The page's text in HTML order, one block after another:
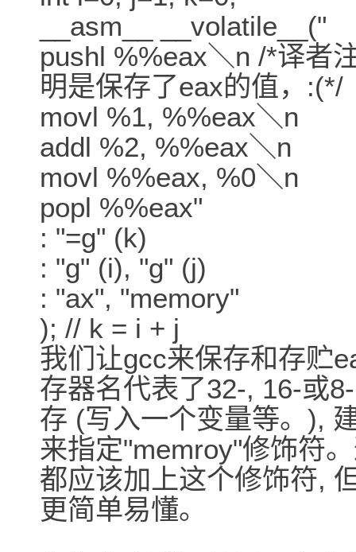
__asm__ __volatile__("
pushl %%eax＼n /*译者
明是保存了eax的值，:(*/
movl %1, %%eax＼n
addl %2, %%eax＼n
movl %%eax, %0＼n
popl %%eax"
: "=g" (k)
: "g" (i), "g" (j)
: "ax", "memory"
); // k = i + j
我们让gcc来保存和存贮
存器名代表了32-, 16-或
存 (写入一个变量等。),
来指定"memroy"修饰符
都应该加上这个修饰符,
更简单易懂。